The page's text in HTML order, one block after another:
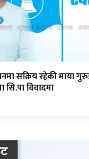
सक्रिय रहेकी माया
सि.पा विवादमा